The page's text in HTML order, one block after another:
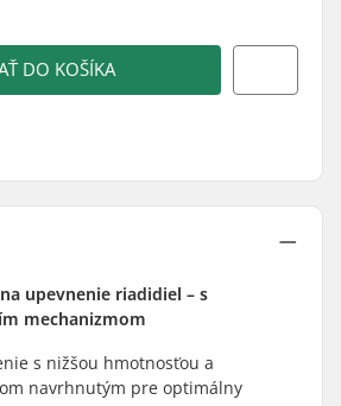
DO KOŠÍKA
upevnenie riadidiel – s
mechanizmom
s nižšou hmotnosťou a
navrhnutým pre optimálny